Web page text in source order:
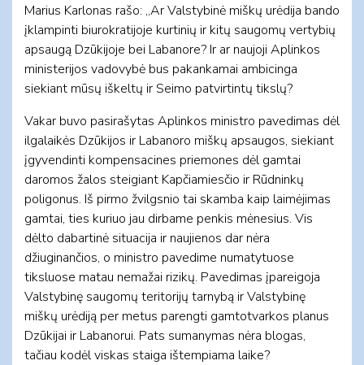
Marius Karlonas rašo: „Ar Valstybinė miškų urėdija bando
įklampinti biurokratijoje kurtinių ir kitų saugomų vertybių
apsaugą Dzūkijoje bei Labanore? Ir ar naujoji Aplinkos
ministerijos vadovybė bus pakankamai ambicinga
siekiant mūsų iškeltų ir Seimo patvirtintų tikslų?
Vakar buvo pasirašytas Aplinkos ministro pavedimas dėl
ilgalaikės Dzūkijos ir Labanoro miškų apsaugos, siekiant
įgyvendinti kompensacines priemones dėl gamtai
daromos žalos steigiant Kapčiamiesčio ir Rūdninkų
poligonus. Iš pirmo žvilgsnio tai skamba kaip laimėjimas
gamtai, ties kuriuo jau dirbame penkis mėnesius. Vis
dėlto dabartinė situacija ir naujienos dar nėra
džiuginančios, o ministro pavedime numatytuose
tiksluose matau nemažai rizikų. Pavedimas įpareigoja
Valstybinę saugomų teritorijų tarnybą ir Valstybinę
miškų urėdiją per metus parengti gamtotvarkos planus
Dzūkijai ir Labanorui. Pats sumanymas nėra blogas,
tačiau kodėl viskas staiga ištempiama laike?